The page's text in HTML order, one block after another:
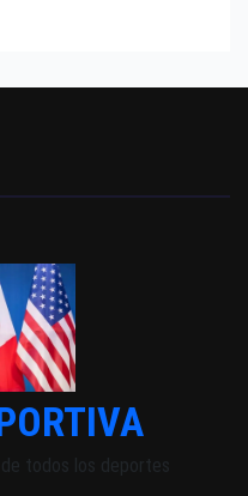
todos los deportes